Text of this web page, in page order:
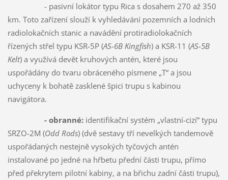
- pasivní lokátor typu Rica s dosahem 270 až 350
km. Toto zařízení slouží k vyhledávání pozemních a lodních
radiolokačních stanic a navádění protiradiolokačních
řízených střel typu KSR-5P (AS-6B Kingfish) a KSR-11 (AS-5B
Kelt) a využívá devět kruhových antén, které jsou
uspořádány do tvaru obráceného písmene „T“ a jsou
uchyceny k bohatě zasklené špici trupu s kabinou
navigátora.
- obranné:identifikační systém „vlastní-cizí“ typu
SRZO-2M (Odd Rods) (dvě sestavy tří nevelkých tandemově
uspořádaných nestejně vysokých tyčových antén
instalované po jedné na hřbetu přední části trupu, přímo
před překrytem pilotní kabiny, a na břichu zadní části trupu),